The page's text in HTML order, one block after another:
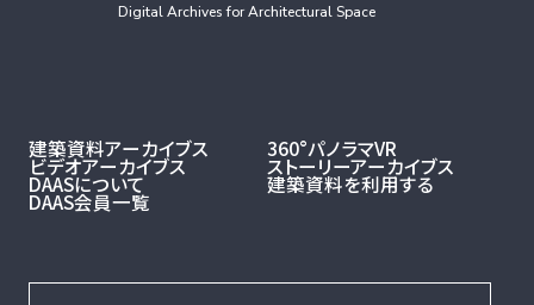
Digital Archives for Architectural Space
建築資料アーカイブス 360°パノラマVR
ビデオアーカイブス ストーリーアーカイブス
DAASについて 建築資料を利用する
DAAS会員一覧